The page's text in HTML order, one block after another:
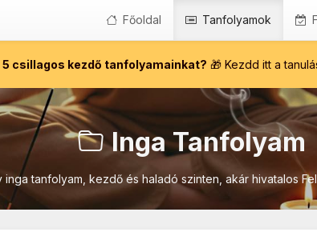
Főoldal Tanfolyamok
5 csillagos kezdő tanfolyamainkat? 🎁 Kezdd itt a
Inga Tanfolyam
inga tanfolyam, kezdő és haladó szinten, akár hivatalos